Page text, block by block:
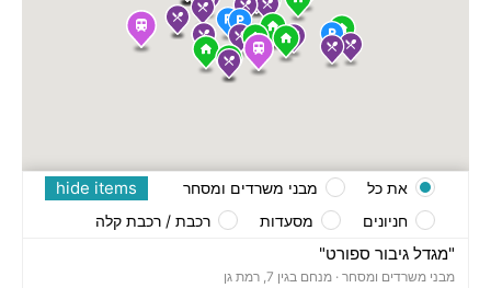
"מגדל גיבור ספורט"
מבני משרדים ומסחר · מנחם בגין 7, רמת גן
hide items את כל
מבני משרדים ומסחר
חניונים
מסעדות רכבת / רכבת קלה